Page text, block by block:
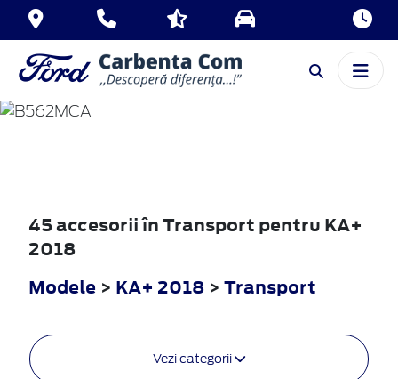
KA+
45 accesorii în Transport pentru KA+
2018
Modele > KA+ 2018 > Transport
Vezi categorii